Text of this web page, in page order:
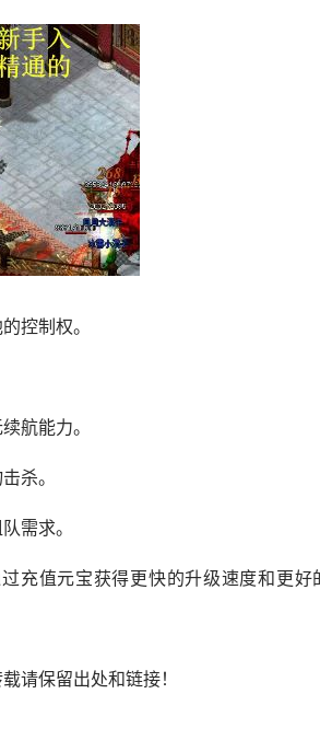
控制权。
航能力。
杀。
需求。
充值元宝获得更快的升级速度和更好
请保留出处和链接！